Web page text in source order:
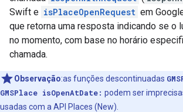
Swift e isPlaceOpenRequest em
que retorna uma resposta indicando se o
no momento, com base no horário
chamada.
Observação:as funções descontinuadas
GMSPlace isOpenAtDate: podem ser
usadas com a API Places (New).